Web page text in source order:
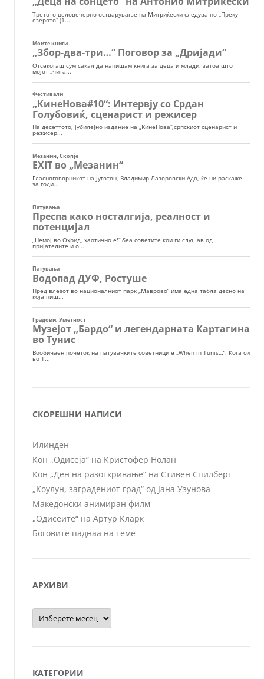
СКОРЕШНИ НАПИСИ
Илинден
Кон „Одисеја“ на Кристофер Нолан
Кон „Ден на разоткривање“ на Стивен Спилберг
„Коулун, заградениот град“ од Јана Узунова
Македонски анимиран филм
„Одисеите“ на Артур Кларк
Боговите паднаа на теме
АРХИВИ
Архиви
КАТЕГОРИИ